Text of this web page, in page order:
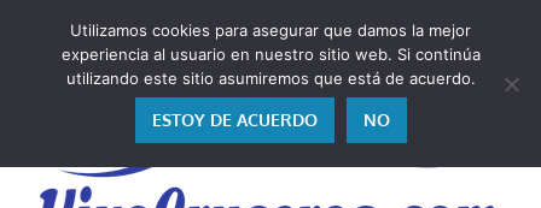
contenido
Utilizamos cookies para asegurar que damos la mejor
experiencia al usuario en nuestro sitio web. Si continúa
utilizando este sitio asumiremos que está de acuerdo.
ESTOY DE ACUERDO NO